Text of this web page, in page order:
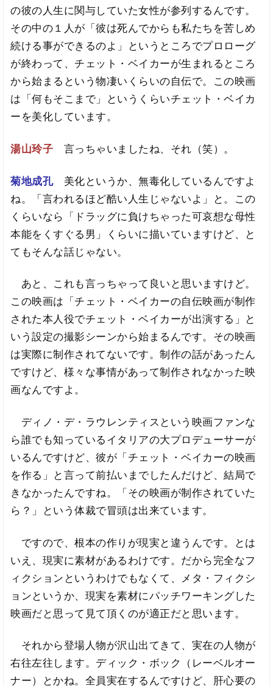
の彼の人生に関与していた女性が参列するんです。
その中の１人が「彼は死んでからも私たちを苦しめ
続ける事ができるのよ」というところでプロローグ
が終わって、チェット・ベイカーが生まれるところ
から始まるという物凄いくらいの自伝で。この映画
は「何もそこまで」というくらいチェット・ベイカ
ーを美化しています。
湯山玲子 言っちゃいましたね、それ（笑）。
菊地成孔 美化というか、無毒化しているんですよ
ね。「言われるほど酷い人生じゃないよ」と。この
くらいなら「ドラッグに負けちゃった可哀想な母性
本能をくすぐる男」くらいに描いていますけど、と
てもそんな話じゃない。
あと、これも言っちゃって良いと思いますけど。
この映画は「チェット・ベイカーの自伝映画が制作
された本人役でチェット・ベイカーが出演する」と
いう設定の撮影シーンから始まるんです。その映画
は実際に制作されてないです。制作の話があったん
ですけど、様々な事情があって制作されなかった映
画なんですよ。
ディノ・デ・ラウレンティスという映画ファンな
ら誰でも知っているイタリアの大プロデューサーが
いるんですけど、彼が「チェット・ベイカーの映画
を作る」と言って前払いまでしたんだけど、結局で
きなかったんですね。「その映画が制作されていた
ら？」という体裁で冒頭は出来ています。
ですので、根本の作りが現実と違うんです。とは
いえ、現実に素材があるわけです。だから完全なフ
ィクションというわけでもなくて、メタ・フィクシ
ョンというか、現実を素材にパッチワーキングした
映画だと思って見て頂くのが適正だと思います。
それから登場人物が沢山出てきて、実在の人物が
右往左往します。ディック・ボック（レーベルオー
ナー）とかね。全員実在するんですけど、肝心要の